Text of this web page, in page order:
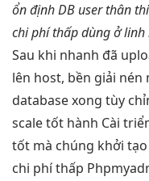
ổn địnhDB userthân
chi phí thấpdùng ởlinh
Sau khi nhanh đã
lên host, bền giải nén
database xong tùy
scale tốt hành Cài
tốt mà chúng khởi
chi phí thấp